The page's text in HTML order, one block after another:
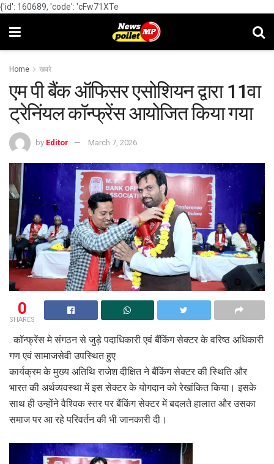
{'id': 160689, 'code': 'cFw71XTe
Home खबरे
एम पी बैंक ऑफिसर एसोशियन द्वारा 11वा
ट्रेनिंयल कॉन्फ्रेंस आयोजित किया गया
by Editor March 7, 2026
0
SHARES
. कॉन्फ्रेंस मे संगठन से जुड़े पदाधिकारी एवं बैंकिंग सेक्टर के वरिष्ठ अधिकारी
गण एवं सामाजसेवी उपस्थित हुए
कार्यक्रम के मुख्य अतिथि राजेश दीक्षित ने बैंकिंग सेक्टर की स्थिति और
भारत की अर्थव्यवस्था में इस सेक्टर के योगदान को रेखांकित किया। इसके
साथ ही उन्होंने वैश्विक स्तर पर बैंकिंग सेक्टर में बदलते हालात और उसका
समाज पर आ रहे परिवर्तन की भी जानकारी दी।